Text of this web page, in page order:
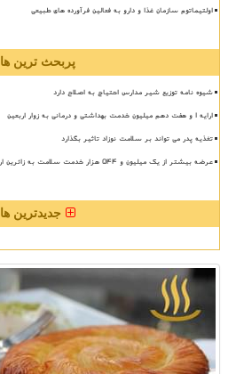
اولتیماتوم سازمان غذا و دارو به فعالین فرآورده های طبیعی
پربحث ترین ها
شیوه نامه توزیع شیر مدارس احتیاج به اصلاح دارد
ارایه ۱ و هفت دهم میلیون خدمت بهداشتی و درمانی به زوار اربعین
تغذیه پدر می تواند بر سلامت نوزاد تاثیر بگذارد
عرضه بیشتر از یک میلیون و ۵۴۴ هزار خدمت سلامت به زائرین اربعین
جدیدترین ها